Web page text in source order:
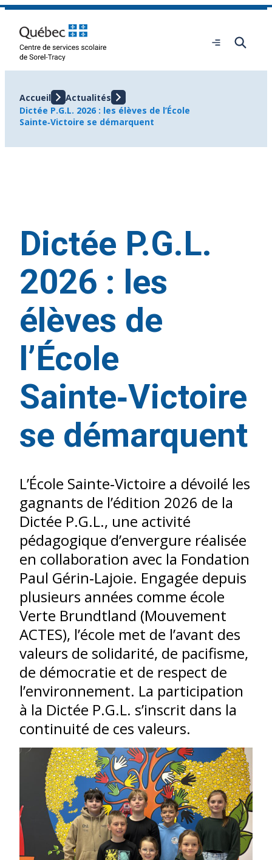
Aller
contenu
Ouvrir
menu
Accueil
Actualités
Dictée P.G.L. 2026 : les élèves de l’École
Sainte‑Victoire se démarquent
Dictée P.G.L.
2026 : les
élèves de
l’École
Sainte‑Victoire
se démarquent
L’École Sainte‑Victoire a dévoilé les
gagnants de l’édition 2026 de la
Dictée P.G.L., une activité
pédagogique d’envergure réalisée
en collaboration avec la Fondation
Paul Gérin‑Lajoie. Engagée depuis
plusieurs années comme école
Verte Brundtland (Mouvement
ACTES), l’école met de l’avant des
valeurs de solidarité, de pacifisme,
de démocratie et de respect de
l’environnement. La participation
à la Dictée P.G.L. s’inscrit dans la
continuité de ces valeurs.